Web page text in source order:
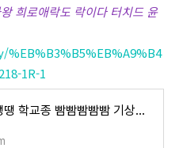
희로애락도 락이다 터치드 윤
1R-1
복면가왕 땡땡땡 학교종 빰빰빰빰빰 기상나팔 크로플 소금빵 정체 218대가왕 440회 1R 복면가왕 희